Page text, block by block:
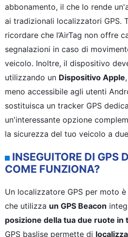
abbonamento, il che lo rende
ai tradizionali localizzatori GPS.
ricordare che l’AirTag non offre
segnalazioni in caso di
veicolo. Inoltre, il dispositivo
utilizzando un Dispositivo Apple
meno accessibile agli utenti
sostituisca un tracker GPS
un'interessante opzione
la sicurezza del tuo veicolo a
INSEGUITORE DI GPS
COME FUNZIONA?
Un localizzatore GPS per moto
che utilizza un GPS Beacon
posizione della tua due ruote in
GPS baslise permette di